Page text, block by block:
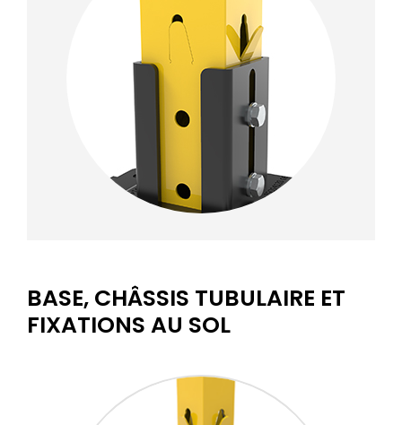
BASE, CHÂSSIS TUBULAIRE ET
FIXATIONS AU SOL